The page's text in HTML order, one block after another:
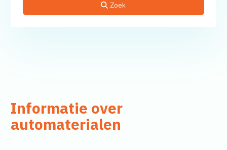
Zoek
Informatie over
automaterialen